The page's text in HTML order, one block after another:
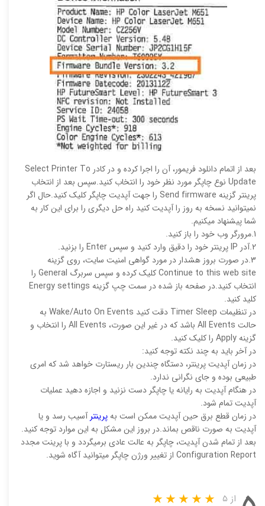
بعد از اتمام دانلود فریمور، آن را اجرا کرده و در کادر Select Printer To
Update نوع چاپگر مورد نظر خود را انتخاب کنید.سپس بعد از انتخاب
پرینتر گزینه Send firmware را جهت آپدیت چاپگر کلیک کنید.حال اگر
نمیتوانید نسخه به روز را آپدیت کنید راه حل دیگری را برای این کار به
شما پیشنهاد میکنیم.
1.مرورگر وب خود را باز کنید.
2.آدر IP پرینتر خود را دقیق وارد کنید و سپس Enter را بزنید.
3.در صورت بروز هشدار در مورد گواهی امنیت سایت، روی گزینه
Continue to this web site کلیک کرده و سپس سربرگ General را
انتخاب کنید.در صفحه باز شده در سمت چپ گزینه Energy settings
کلید کنید.
در تنظیمات Timer Sleep دقت کنید Wake/Auto On Events به
حالت All Events باشد که در غیر این صورت، All Events را انتخاب و
گزینه Apply را کلیک کنید.
در آخر باید به چند نکته توجه کنید:
در زمان آپدیت پرینتر، دستگاه چندین بار ریستارت خواهد شد که امری
طبیعی بوده و جای نگرانی ندارد.
در هنگام آپدیت به رایانه یا چاپگر دست نزنید و اجازه دهید عملیات
آپدیت تمام شود.
در زمان قطع برق حین آپدیت ممکن است بهپرینترآسیب رسد و یا
آپدیت به صورت ناقص بماند.در بروز این مشکل به این موارد توجه کنید.
بعد از تمام شدن آپدیت، چاپگر به عالت عادی برمیگردد و با پرینت مجدد
Configuration Report از تغییر ورژن چاپگر میتوانید آگاه شوید.
از ۵